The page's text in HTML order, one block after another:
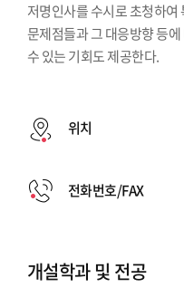
저명인사를 수시로 초청하
문제점들과 그 대응방향 등
수 있는 기회도 제공한다.
위치
전화번호/FAX
개설학과 및 전공